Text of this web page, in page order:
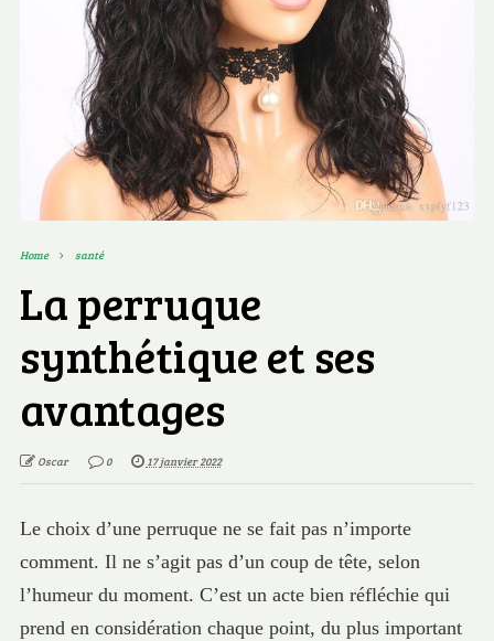
Home santé
La perruque
synthétique et ses
avantages
Oscar 0 17 janvier 2022
Le choix d’une perruque ne se fait pas n’importe
comment. Il ne s’agit pas d’un coup de tête, selon
l’humeur du moment. C’est un acte bien réfléchie qui
prend en considération chaque point, du plus important